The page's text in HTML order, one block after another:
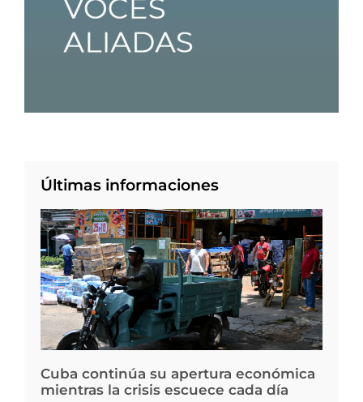
Últimas informaciones
Cuba continúa su apertura económica
mientras la crisis escuece cada día